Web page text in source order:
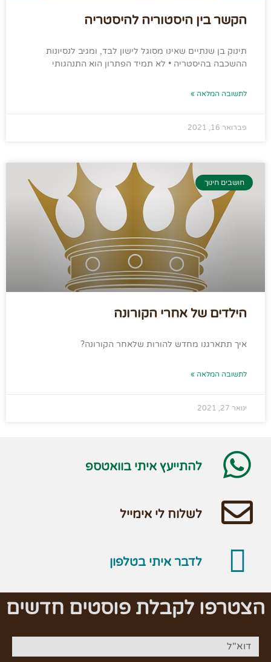
הקשר בין היסטוריה להיסטריה
תינוק בן שנתיים שאינו מסוגל לישון לבד, ומגיב לנסיונות
ההשכבה בהיסטריה • לא תמיד הפתרון הוא התנהגותי
לתשובה המלאה »
פברואר 16, 2021
חושבים חינוך
הילדים של אחרי הקורונה
איך תתארגנו מחדש להורות שלאחר הקורונה?
לתשובה המלאה »
ינואר 27, 2021
להתייעץ איתי בוואטספ
לשלוח לי אימייל
לדבר איתי בטלפון
הצטרפו לקבלת פוסטים חדשים